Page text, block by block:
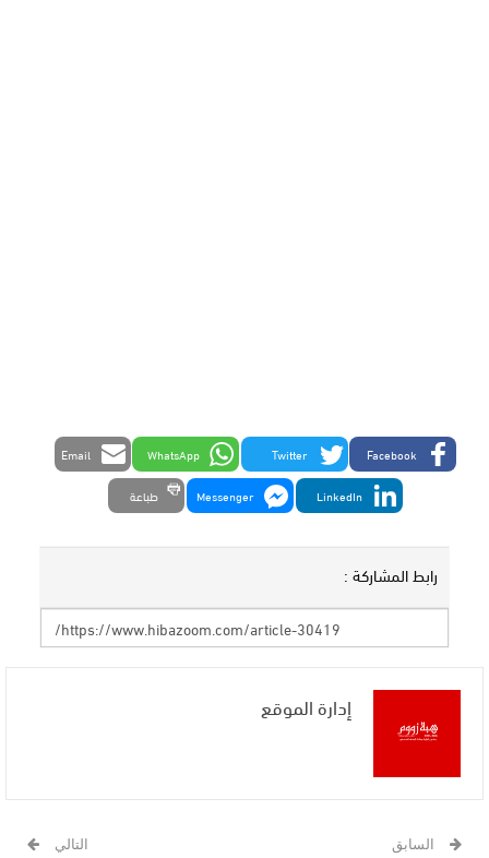
Facebook
Twitter
WhatsApp
Email
LinkedIn
Messenger طباعة
رابط المشاركة :
إدارة الموقع
السابق التالي